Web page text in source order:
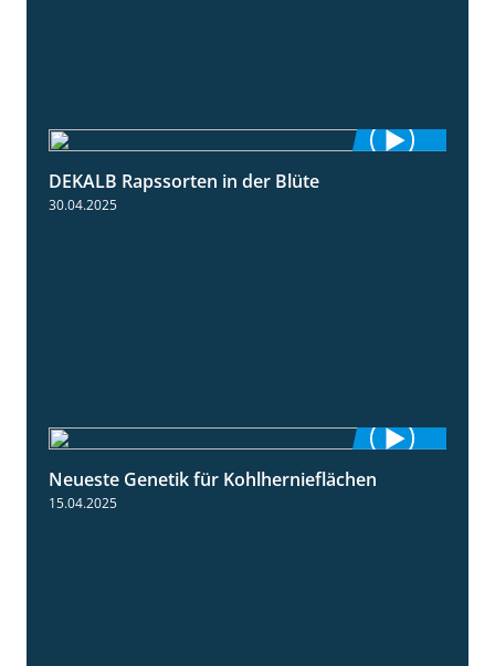
DEKALB Rapssorten in der Blüte
30.04.2025
Neueste Genetik für Kohlhernieflächen
15.04.2025